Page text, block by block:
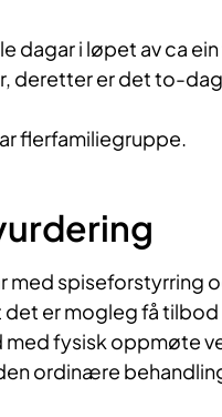
dagar i løpet av ca
deretter er det to-
flerfamiliegruppe.
med spiseforstyrring
det er mogleg få
fysisk oppmøte
ordinære